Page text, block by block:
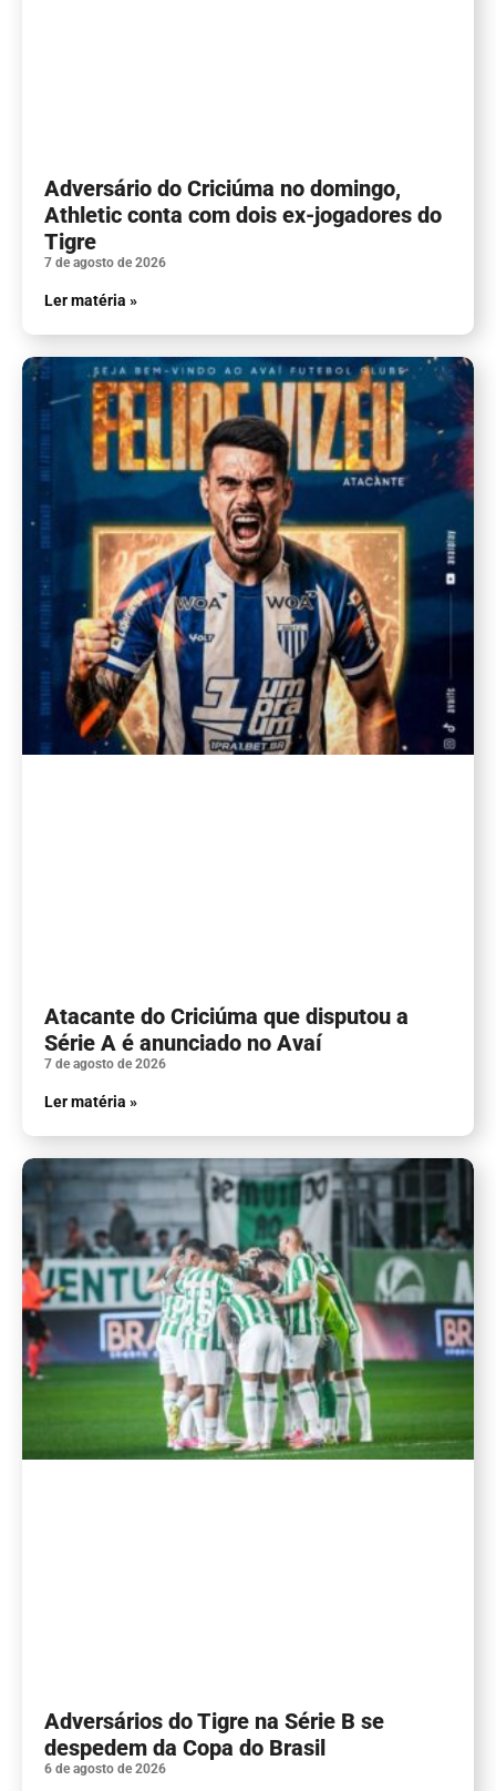
Adversário do Criciúma no domingo,
Athletic conta com dois ex-jogadores do
Tigre
7 de agosto de 2026
Ler matéria »
Atacante do Criciúma que disputou a
Série A é anunciado no Avaí
7 de agosto de 2026
Ler matéria »
Adversários do Tigre na Série B se
despedem da Copa do Brasil
6 de agosto de 2026